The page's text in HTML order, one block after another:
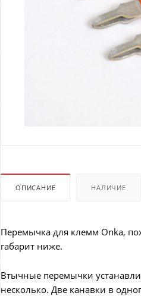
ОПИСАНИЕ НАЛИЧИЕ
Перемычка для клемм Onka,
габарит ниже.
Втычные перемычки
несколько. Две канавки в